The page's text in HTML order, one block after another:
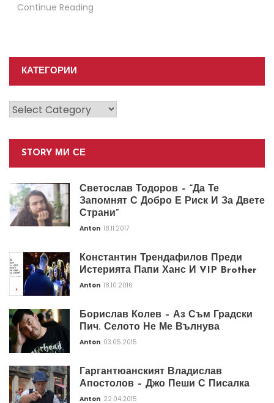
Continue Reading
КАТЕГОРИИ
Категории
STORY МИ СЕ
Светослав Тодоров – “Да Те
Запомнят С Добро Е Риск И За Двете
Страни”
Anton 18.11.2017
Константин Трендафилов Преди
Истерията Папи Ханс И VIP Brother
Anton 18.10.2016
Борислав Колев – Аз Съм Градски
Пич. Селото Не Ме Вълнува
Anton 03.05.2015
Гаргантюанският Владислав
Апостолов – Джо Пеши С Писалка
Anton 22.04.2015